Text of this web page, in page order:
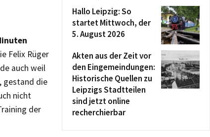
Felix Rüger
auch weil
gestand die
nicht
der
Hallo Leipzig: So
startet Mittwoch, der
5. August 2026
Akten aus der Zeit vor
den Eingemeindungen:
Historische Quellen zu
Leipzigs Stadtteilen
sind jetzt online
recherchierbar